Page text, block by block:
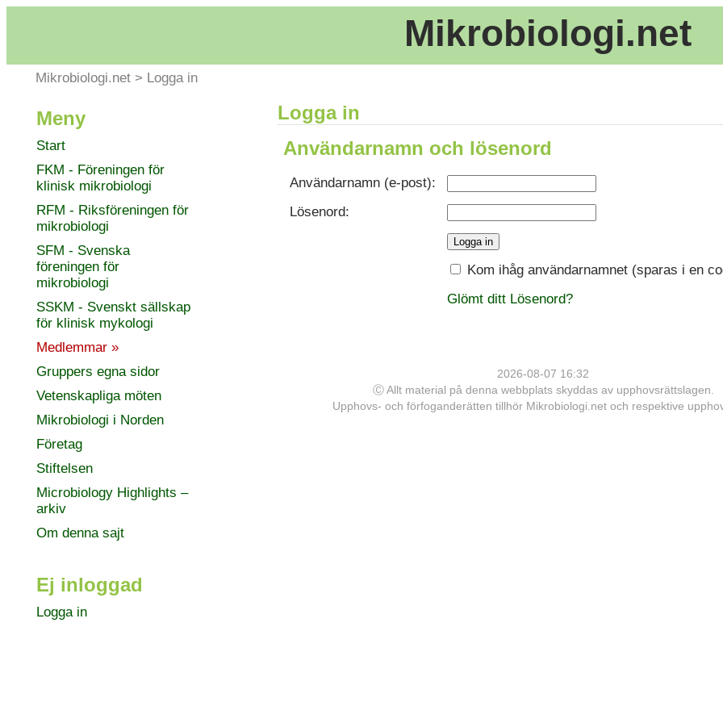
Mikrobiologi.net
Mikrobiologi.net > Logga in
Meny
Start
FKM - Föreningen för
klinisk mikrobiologi
RFM - Riksföreningen för
mikrobiologi
SFM - Svenska
föreningen för
mikrobiologi
SSKM - Svenskt sällskap
för klinisk mykologi
Medlemmar »
Gruppers egna sidor
Vetenskapliga möten
Mikrobiologi i Norden
Företag
Stiftelsen
Microbiology Highlights –
arkiv
Om denna sajt
Ej inloggad
Logga in
Logga in
Användarnamn och lösenord
Användarnamn (e-post):
Lösenord:
Kom ihåg användarnamnet (sparas i en
Glömt ditt Lösenord?
2026-08-07 16:32
Ⓒ Allt material på denna webbplats skyddas av upphovsrättslagen.
Upphovs- och förfoganderätten tillhör Mikrobiologi.net och respektive